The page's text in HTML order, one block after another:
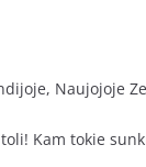
Naujojoje
Kam tokie